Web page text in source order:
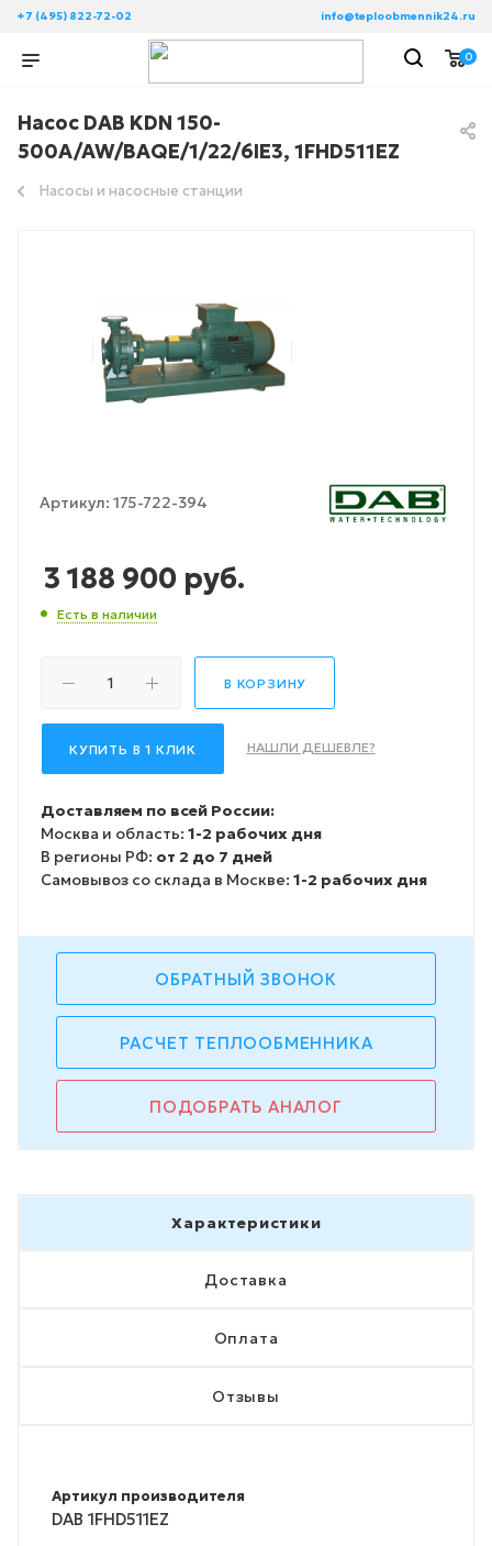
+7 (495) 822-72-02 info@teploobmennik24.ru
0
Насос DAB KDN 150-
500A/AW/BAQE/1/22/6IE3, 1FHD511EZ
Насосы и насосные станции
Артикул: 175-722-394
3 188 900 руб.
Есть в наличии
В КОРЗИНУ
КУПИТЬ В 1 КЛИК НАШЛИ ДЕШЕВЛЕ?
Доставляем по всей России:
Москва и область: 1-2 рабочих дня
В регионы РФ: от 2 до 7 дней
Самовывоз со склада в Москве: 1-2 рабочих дня
ОБРАТНЫЙ ЗВОНОК
РАСЧЕТ ТЕПЛООБМЕННИКА
ПОДОБРАТЬ АНАЛОГ
Характеристики
Доставка
Оплата
Отзывы
Артикул производителя
DAB 1FHD511EZ